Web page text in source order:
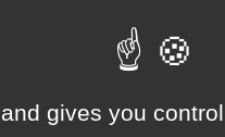
gives you